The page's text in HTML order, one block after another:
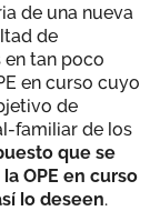
de una nueva
de
tan poco
en curso cuyo
de
familiar de los
que se
OPE en curso
lo deseen.